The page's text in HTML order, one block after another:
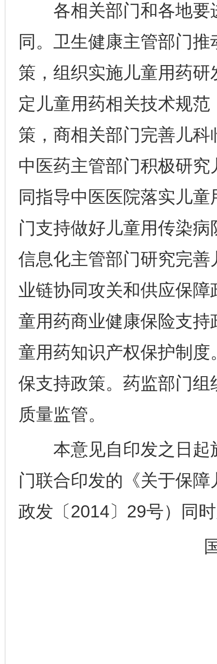
各相关部门和各地要
同。卫生健康主管部门
策，组织实施儿童用药
定儿童用药相关技术规
策，商相关部门完善儿
中医药主管部门积极研
同指导中医医院落实儿
门支持做好儿童用传染
信息化主管部门研究完
业链协同攻关和供应保
童用药商业健康保险支
童用药知识产权保护制
保支持政策。药监部门
质量监管。
本意见自印发之日起
门联合印发的《关于保
政发〔2014〕29号）同